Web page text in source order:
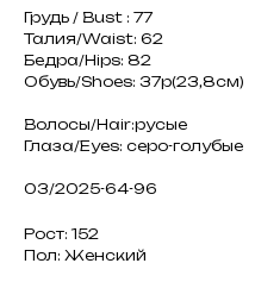
Грудь / Bust : 77
Талия/Waist: 62
Бедра/Hips: 82
Обувь/Shoes: 37р(23,8см)
Волосы/Hair:русые
Глаза/Eyes: серо-голубые
03/2025-64-96
Рост: 152
Пол: Женский